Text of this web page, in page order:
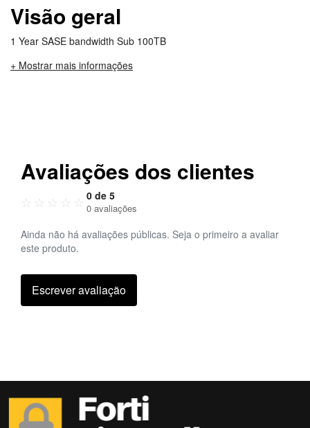
Visão geral
1 Year SASE bandwidth Sub 100TB
+ Mostrar mais informações
Avaliações dos clientes
☆ ☆ ☆ ☆ ☆ 0 de 5
0 avaliações
Ainda não há avaliações públicas. Seja o primeiro a avaliar
este produto.
Escrever avaliação